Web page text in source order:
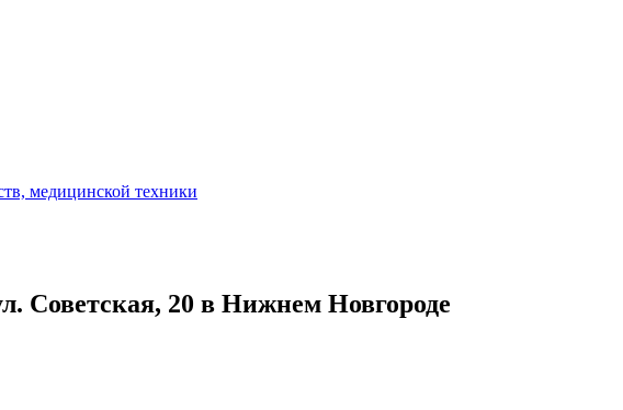
медицинской техники
Советская, 20 в Нижнем Новгороде